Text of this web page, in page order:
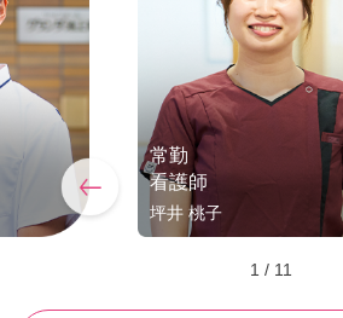
常勤
看護師
坪井 桃子
1 / 11